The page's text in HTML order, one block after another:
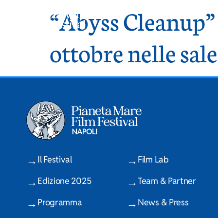
“Abyss
ottobre nelle
Il Festival
Edizione 2025
Programma
Film Lab
Team & Partner
News & Press